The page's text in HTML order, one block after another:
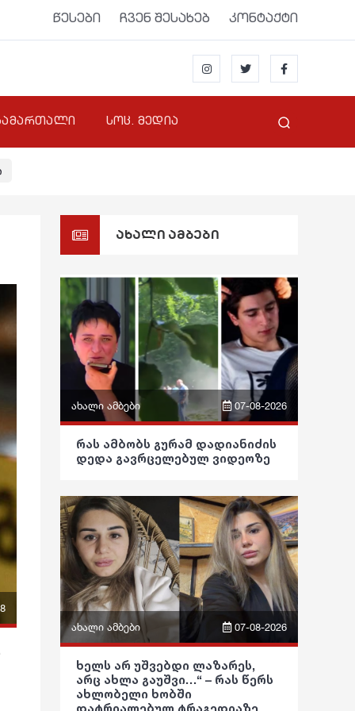
წესები ჩვენ შესახებ კონტაქტი
სოც. მედია
ახალი ამბები
ახალი ამბები
ფრაზები
ვიდეო
პოლიტიკა
საზოგადოება
განათლება
ჯანდაცვა
კულტურა
გართობა
რეგიონი
07-08-2026
რას ამბობს გურამ დადიანიძის
დედა გავრცელებულ ვიდეოზე
ახალი ამბები
ფრაზები
ვიდეო
07-08-2026
ხელს არ უშვებდი ლაზარეს,
არც ახლა გაუშვი…“ – რას წერს
ახლობელი ხობში